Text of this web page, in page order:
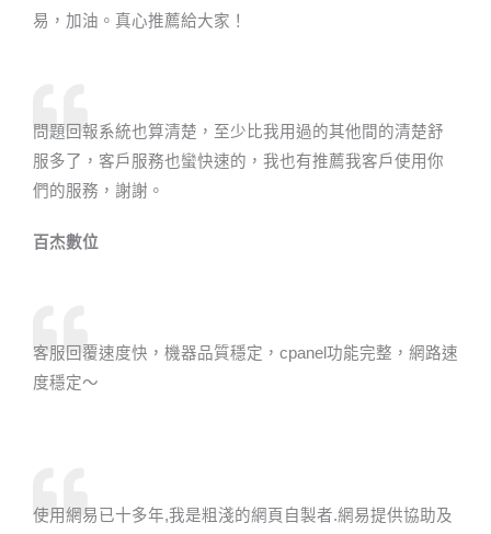
易，加油。真心推薦給大家！
問題回報系統也算清楚，至少比我用過的其他間的清楚舒
服多了，客戶服務也蠻快速的，我也有推薦我客戶使用你
們的服務，謝謝。
百杰數位​
客服回覆速度快，機器品質穩定，cpanel功能完整，網路速
度穩定～
使用網易已十多年,我是粗淺的網頁自製者.網易提供協助及